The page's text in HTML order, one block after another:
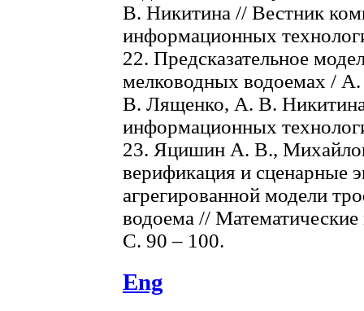
В. Никитина // Вестник
информационных
22. Предсказательное
мелководных водоемах /
В. Лященко, А. В.
информационных
23. Яцишин А. В.,
верификация и сценарные
агрегированной модели
водоема //
С. 90 – 100.
Eng